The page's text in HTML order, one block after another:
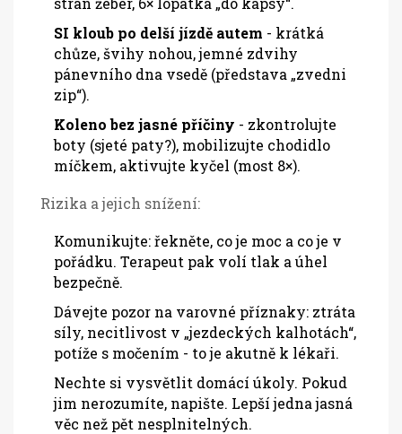
SI kloub po delší jízdě autem - krátká
chůze, švihy nohou, jemné zdvihy
pánevního dna vsedě (představa „zvedni
zip“).
Koleno bez jasné příčiny - zkontrolujte
boty (sjeté paty?), mobilizujte chodidlo
míčkem, aktivujte kyčel (most 8×).
Rizika a jejich snížení:
Komunikujte: řekněte, co je moc a co je v
pořádku. Terapeut pak volí tlak a úhel
bezpečně.
Dávejte pozor na varovné příznaky: ztráta
síly, necitlivost v „jezdeckých kalhotách“,
potíže s močením - to je akutně k lékaři.
Nechte si vysvětlit domácí úkoly. Pokud
jim nerozumíte, napište. Lepší jedna jasná
věc než pět nesplnitelných.